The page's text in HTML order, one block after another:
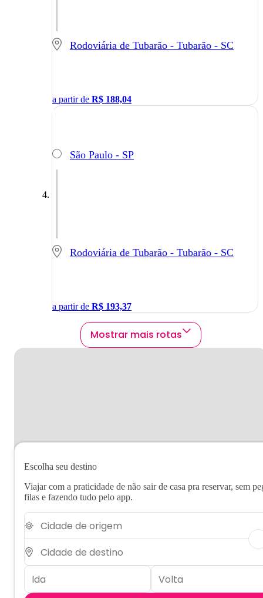
Rodoviária de Tubarão - Tubarão - SC
a partir de R$ 188,04
São Paulo - SP
Rodoviária de Tubarão - Tubarão - SC
a partir de R$ 193,37
Mostrar mais rotas
Escolha seu destino
Viajar com a praticidade de não sair de casa pra reservar, sem
filas e fazendo tudo pelo app.